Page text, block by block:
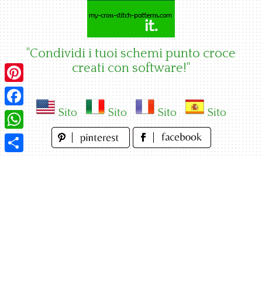
"Condividi i tuoi schemi punto croce
creati con software!"
Sito Sito Sito Sito
Pinterest
Facebook
WhatsApp